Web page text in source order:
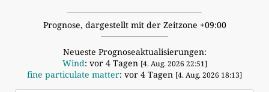
Prognose, dargestellt mit der Zeitzone +09:00
Neueste Prognoseaktualisierungen:
Wind: vor 4 Tagen [4. Aug. 2026 22:51]
fine particulate matter: vor 4 Tagen [4. Aug. 2026 18:13]